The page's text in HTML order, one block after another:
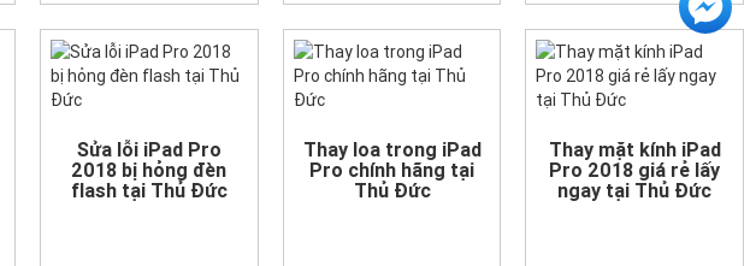
Sửa lỗi iPad Pro
2018 bị hỏng đèn
flash tại Thủ Đức
Thay loa trong iPad
Pro chính hãng tại
Thủ Đức
Thay mặt kính iPad
Pro 2018 giá rẻ lấy
ngay tại Thủ Đức